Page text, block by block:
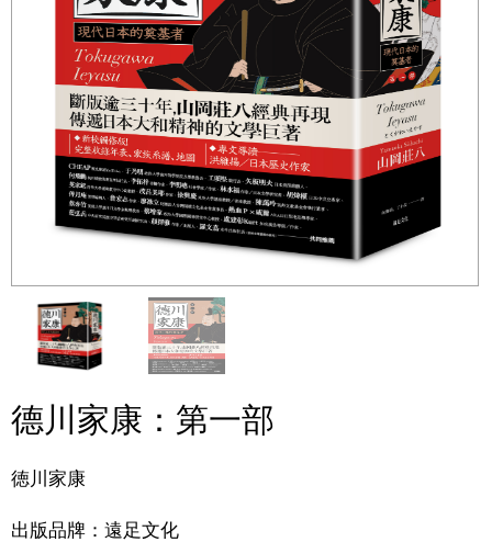
德川家康：第一部
徳川家康
出版品牌：遠足文化